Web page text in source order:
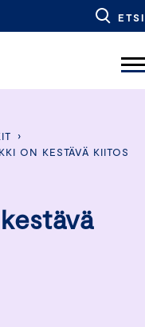
ETSI
›
ON KESTÄVÄ KIITOS